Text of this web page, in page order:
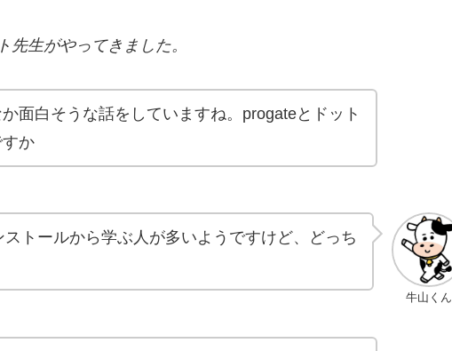
先生がやってきました。
面白そうな話をしていますね。progateとドット
か
牛山くん
トールから学ぶ人が多いようですけど、どっち